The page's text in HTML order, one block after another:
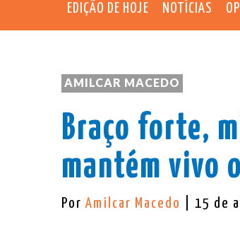
EDIÇÃO DE HOJE NOTÍCIAS
AMILCAR MACEDO
Braço forte,
mantém vivo
Por Amilcar Macedo | 15 de